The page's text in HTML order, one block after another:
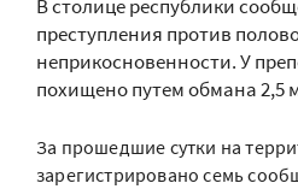
В столице республики
преступления против
неприкосновенности. У
похищено путем обмана 2,5
За прошедшие сутки на
зарегистрировано семь